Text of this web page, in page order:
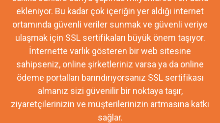
ekleniyor. Bu kadar çok içeriğin yer aldığı internet
ortamında güvenli veriler sunmak ve güvenli veriye
ulaşmak için SSL sertifikaları büyük önem taşıyor.
İnternette varlık gösteren bir web sitesine
sahipseniz, online şirketleriniz varsa ya da online
ödeme portalları barındırıyorsanız SSL sertifikası
almanız sizi güvenilir bir noktaya taşır,
ziyaretçilerinizin ve müşterilerinizin artmasına katkı
sağlar.